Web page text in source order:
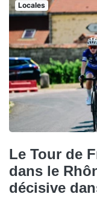
Locales
Le Tour de
dans le
décisive